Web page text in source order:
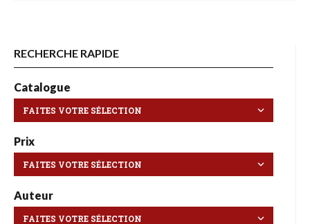
RECHERCHE RAPIDE
Catalogue
Prix
Auteur